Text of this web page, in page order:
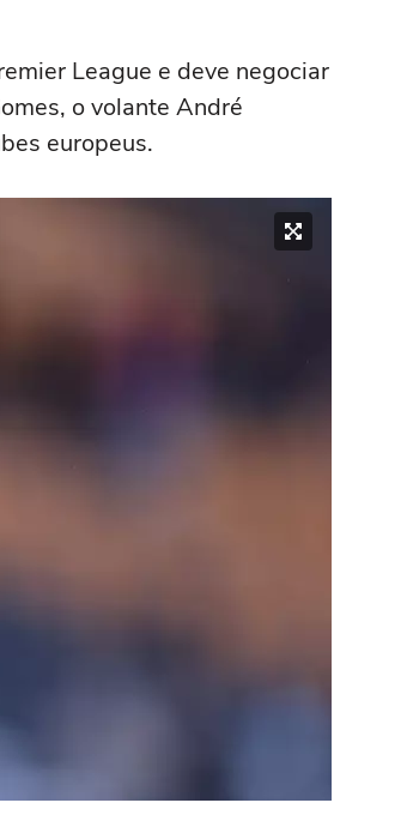
League e deve negociar
o volante André
europeus.